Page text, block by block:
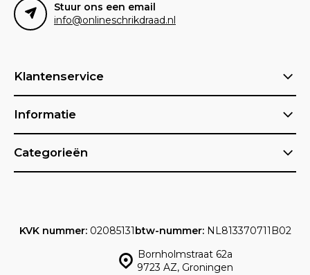
Stuur ons een email
info@onlineschrikdraad.nl
Klantenservice
Informatie
Categorieën
Bornholmstraat 62a
9723 AZ, Groningen
KVK nummer:02085131 btw-nummer:NL813370711B02